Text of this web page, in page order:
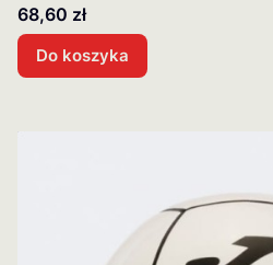
Cena
68,60 zł
Do koszyka